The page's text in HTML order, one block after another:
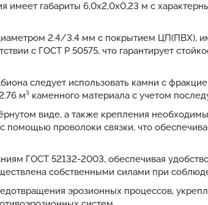
имеет габариты 6,0х2,0х0,23 м с
2.4/3.4 мм с покрытием ЦП(ПВХ),
с ГОСТ Р 50575, что гарантирует
следует использовать камни с
м³ каменного материала с учетом
виде, а также крепления
проволоки связки, что
ГОСТ 52132-2003, обеспечивая
собственными силами при
эрозионных процессов,